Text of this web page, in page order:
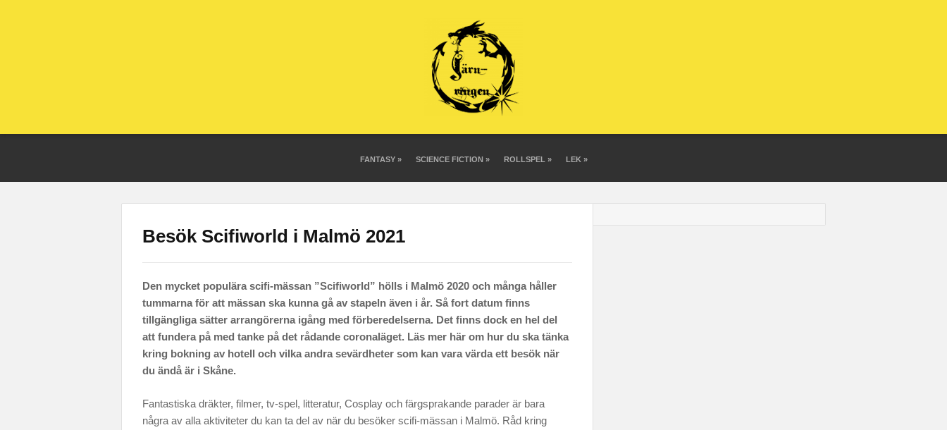
FANTASY» SCIENCE FICTION» ROLLSPEL » LEK »
Besök Scifiworld i Malmö 2021
Den mycket populära scifi-mässan ”Scifiworld” hölls i Malmö 2020 och många håller
tummarna för att mässan ska kunna gå av stapeln även i år. Så fort datum finns
tillgängliga sätter arrangörerna igång med förberedelserna. Det finns dock en hel del
att fundera på med tanke på det rådande coronaläget. Läs mer här om hur du ska tänka
kring bokning av hotell och vilka andra sevärdheter som kan vara värda ett besök när
du ändå är i Skåne.
Fantastiska dräkter, filmer, tv-spel, litteratur, Cosplay och färgsprakande parader är bara
några av alla aktiviteter du kan ta del av när du besöker scifi-mässan i Malmö. Råd kring